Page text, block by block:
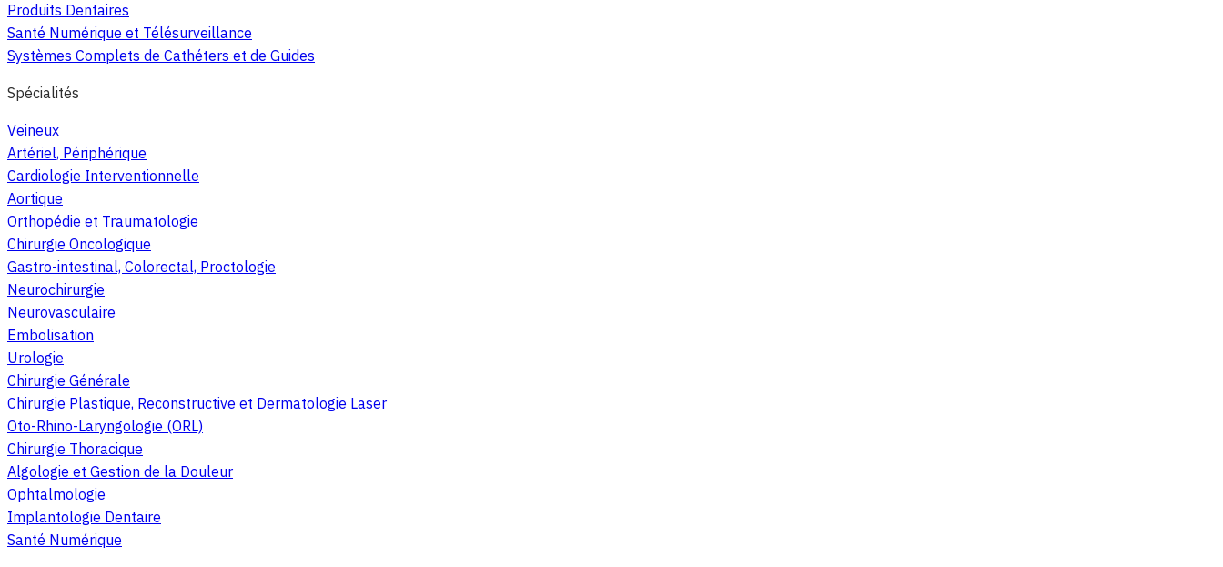
Produits Dentaires
Santé Numérique et Télésurveillance
Systèmes Complets de Cathéters et de Guides
Spécialités
Veineux
Artériel, Périphérique
Cardiologie Interventionnelle
Aortique
Orthopédie et Traumatologie
Chirurgie Oncologique
Gastro-intestinal, Colorectal, Proctologie
Neurochirurgie
Neurovasculaire
Embolisation
Urologie
Chirurgie Générale
Chirurgie Plastique, Reconstructive et Dermatologie Laser
Oto-Rhino-Laryngologie (ORL)
Chirurgie Thoracique
Algologie et Gestion de la Douleur
Ophtalmologie
Implantologie Dentaire
Santé Numérique